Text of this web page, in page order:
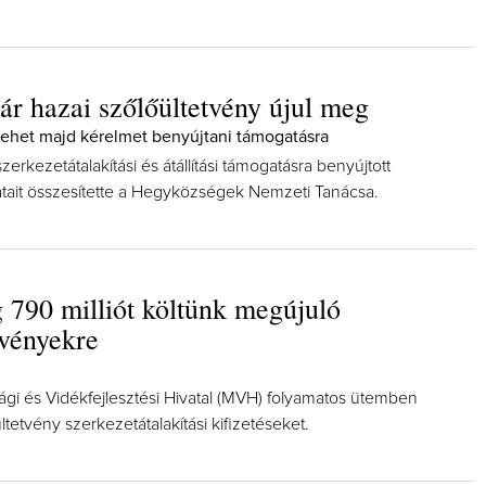
hazai szőlőültetvény újul meg
majd kérelmet benyújtani támogatásra
és átállítási támogatásra benyújtott
összesítette a Hegyközségek Nemzeti Tanácsa.
790 milliót költünk megújuló
és Vidékfejlesztési Hivatal (MVH) folyamatos ütemben
szerkezetátalakítási kifizetéseket.
Így lesz valaki egy
borász #26 -
pillanatokat